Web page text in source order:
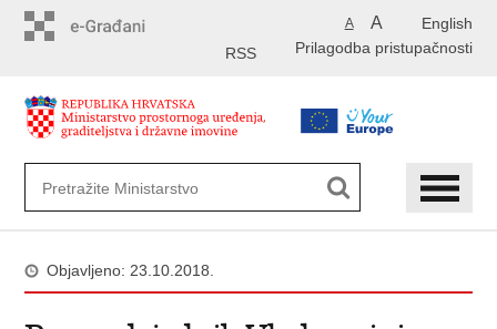
English
A A
Prilagodba pristupačnosti
RSS
Objavljeno: 23.10.2018.